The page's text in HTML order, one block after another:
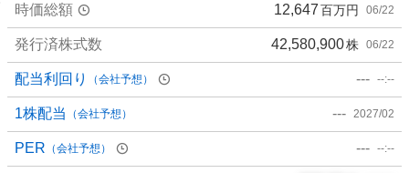
時価総額 12,647百万円 06/22
発行済株式数 42,580,900株 06/22
配当利回り （会社予想） --- --:--
1株配当 （会社予想） --- 2027/02
PER （会社予想） --- --:--